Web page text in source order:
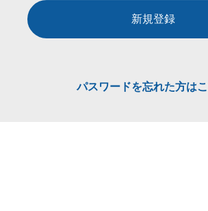
新規登録
パスワードを忘れた方は